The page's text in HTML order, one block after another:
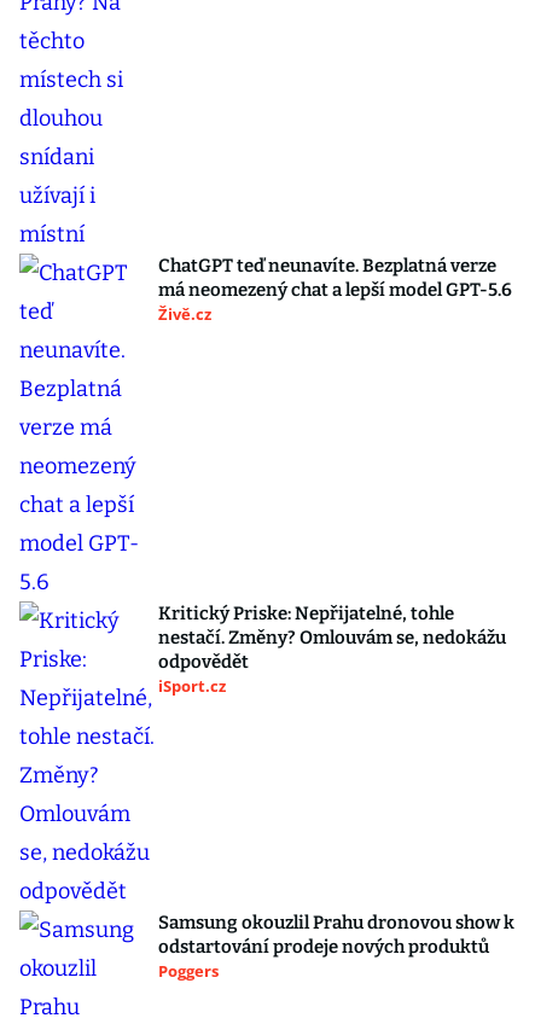
ChatGPT teď neunavíte. Bezplatná verze
má neomezený chat a lepší model GPT-5.6
Živě.cz
Kritický Priske: Nepřijatelné, tohle
nestačí. Změny? Omlouvám se, nedokážu
odpovědět
iSport.cz
Samsung okouzlil Prahu dronovou show k
odstartování prodeje nových produktů
Poggers